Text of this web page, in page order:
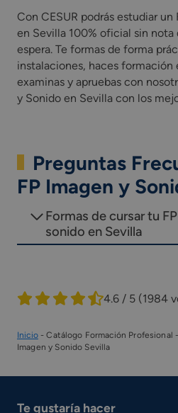
Con CESUR podrás estudiar
en Sevilla 100% oficial sin
espera. Te formas de forma
instalaciones, haces formación
examinas y apruebas con
y Sonido en Sevilla con los
Preguntas
FP Imagen y
Formas de cursar tu
sonido en Sevilla
4.6 / 5 (1984
Inicio-Catálogo Formación Profesional -
Imagen y Sonido Sevilla
Te gustaría hacer